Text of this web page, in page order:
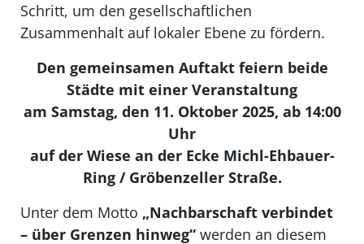
Schritt, um den gesellschaftlichen
Zusammenhalt auf lokaler Ebene zu fördern.
Den gemeinsamen Auftakt feiern beide
Städte mit einer Veranstaltung
am Samstag, den 11. Oktober 2025, ab 14:00
Uhr
auf der Wiese an der Ecke Michl-Ehbauer-
Ring / GröbenzellerStraße.
Unter dem Motto „Nachbarschaft verbindet
– über Grenzen hinweg“ werden an diesem